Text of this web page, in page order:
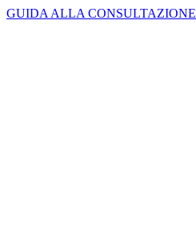
GUIDA ALLA CONSULTAZIONE